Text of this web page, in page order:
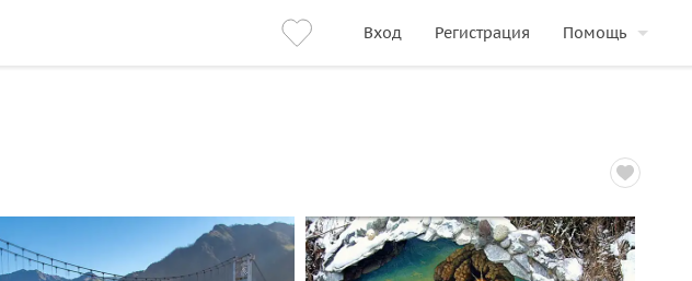
Вход Регистрация Помощь